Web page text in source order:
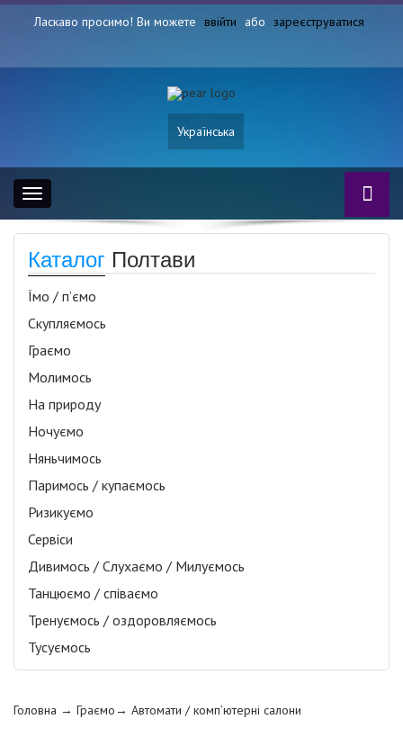
Ласкаво просимо! Ви можете ввійти або зареєструватися
Українська
Toggle
navigation
Каталог Полтави
Їмо / п’ємо
Скупляємось
Граємо
Молимось
На природу
Ночуємо
Няньчимось
Паримось / купаємось
Ризикуємо
Сервіси
Дивимось / Слухаємо / Милуємось
Танцюємо / співаємо
Тренуємось / оздоровляємось
Тусуємось
Головна → Граємо→ Автомати / комп’ютерні салони